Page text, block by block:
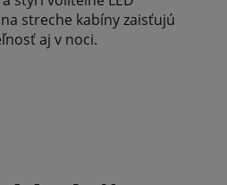
streche kabíny zaisťujú
aj v noci.